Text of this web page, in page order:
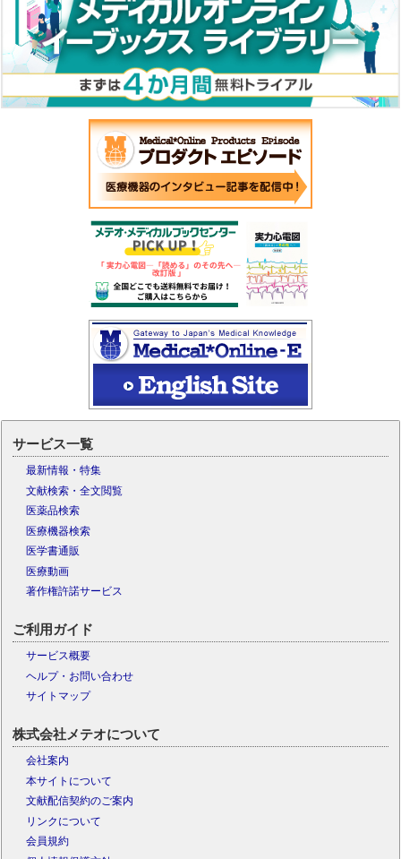
サービス一覧
最新情報・特集
文献検索・全文閲覧
医薬品検索
医療機器検索
医学書通販
医療動画
著作権許諾サービス
ご利用ガイド
サービス概要
ヘルプ・お問い合わせ
サイトマップ
株式会社メテオについて
会社案内
本サイトについて
文献配信契約のご案内
リンクについて
会員規約